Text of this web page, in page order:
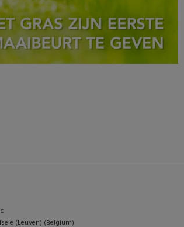
(Leuven) (Belgium)